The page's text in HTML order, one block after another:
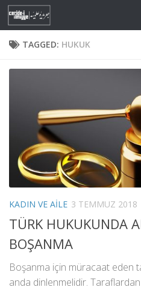
Skip to content
TAGGED: HUKUK
KADIN VE AILE 3 TEMMUZ 2018
TÜRK HUKUKUNDA
BOŞANMA
Boşanma için müracaat eden
anda dinlenmelidir.